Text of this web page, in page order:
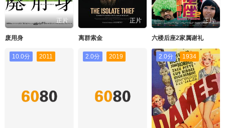
正片
废用身
正片
离群索金
正片
六楼后座2家属谢礼
10.0分 2011 2.0分 2019 2.0分 1934